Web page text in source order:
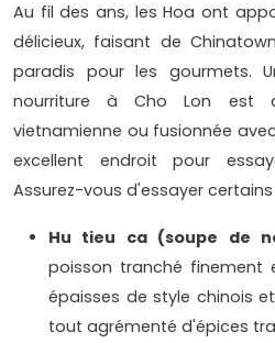
Au fil des ans, les Hoa ont
délicieux, faisant de
paradis pour les gourmets.
nourriture à Cho Lon est
vietnamienne ou fusionnée
excellent endroit pour
Assurez-vous d'essayer
Hu tieu ca (soupe de
poisson tranché finement
épaisses de style chinois
tout agrémenté d'épices